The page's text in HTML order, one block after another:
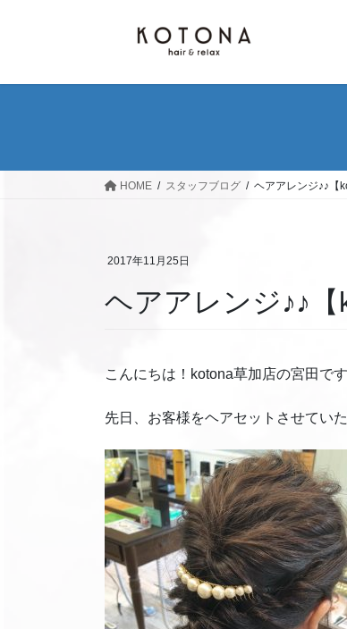
HOME スタッフブログ ヘアアレンジ♪♪【
2017年11月25日
ヘアアレンジ♪♪【
こんにちは！kotona草加店の宮田で
先日、お客様をヘアセットさせてい